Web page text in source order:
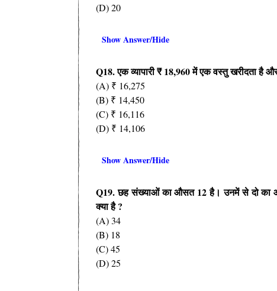
(D) 20
Show Answer/Hide
Q18.एक व्यापारी₹ 18,960में एक वस्तु खरीदता है
(A) ₹ 16,275
(B) ₹ 14,450
(C) ₹ 16,116
(D) ₹ 14,106
Show Answer/Hide
Q19.छह संख्याओं का औसत 12है। उनमें से दो
क्या है?
(A) 34
(B) 18
(C) 45
(D) 25